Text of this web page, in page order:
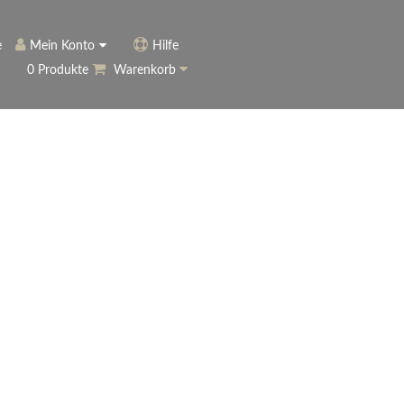
Mein Konto
Anmelden
Hilfe
0 Produkte
Warenkorb